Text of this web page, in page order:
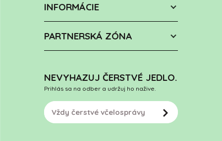
INFORMÁCIE
PARTNERSKÁ ZÓNA
NEVYHAZUJ ČERSTVÉ JEDLO.
Prihlás sa na odber a udržuj ho nažive.